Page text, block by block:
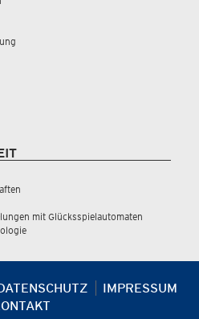
mit Glücksspielautomaten
IMPRESSUM